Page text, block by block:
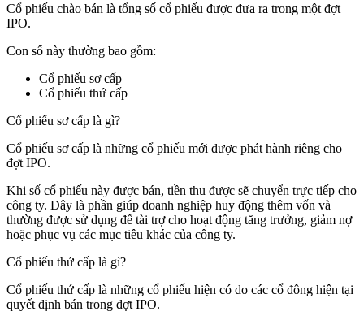
Cổ phiếu chào bán là tổng số cổ phiếu được đưa ra trong một đợt
IPO.
Con số này thường bao gồm:
Cổ phiếu sơ cấp
Cổ phiếu thứ cấp
Cổ phiếu sơ cấp là gì?
Cổ phiếu sơ cấp là những cổ phiếu mới được phát hành riêng cho
đợt IPO.
Khi số cổ phiếu này được bán, tiền thu được sẽ chuyển trực tiếp cho
công ty. Đây là phần giúp doanh nghiệp huy động thêm vốn và
thường được sử dụng để tài trợ cho hoạt động tăng trưởng, giảm nợ
hoặc phục vụ các mục tiêu khác của công ty.
Cổ phiếu thứ cấp là gì?
Cổ phiếu thứ cấp là những cổ phiếu hiện có do các cổ đông hiện tại
quyết định bán trong đợt IPO.